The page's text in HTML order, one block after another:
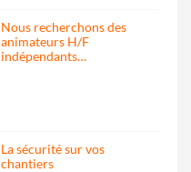
Nous recherchons des
animateurs H/F
indépendants…
La sécurité sur vos
chantiers